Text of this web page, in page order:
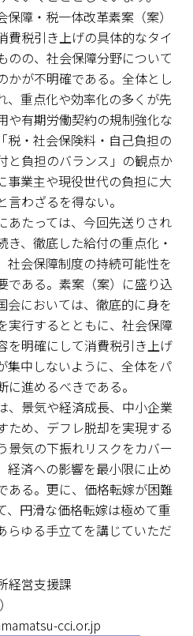
障・税一体改革素案（案）
費税引き上げの具体的なタイ
のの、社会保障分野について
かが不明確である。全体とし
、重点化や効率化の多くが先
や有期労働契約の規制強化な
税・社会保険料・自己負担の
と負担のバランス」の観点か
事業主や現役世代の負担に大
わざるを得ない。
あたっては、今回先送りされ
き、徹底した給付の重点化・
社会保障制度の持続可能性を
である。素案（案）に盛り込
会においては、徹底的に身を
実行するとともに、社会保障
を明確にして消費税引き上げ
集中しないように、全体をパ
進めるべきである。
、景気や経済成長、中小企業
ため、デフレ脱却を実現する
景気の下振れリスクをカバー
経済への影響を最小限に止め
ある。更に、価格転嫁が困難
、円滑な価格転嫁は極めて重
らゆる手立てを講じていただ
経営支援課
cci.or.jp